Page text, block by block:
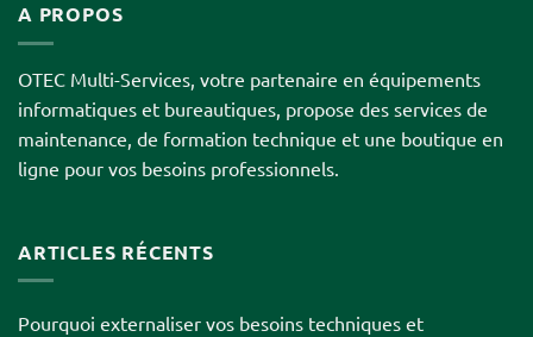
A PROPOS
OTEC Multi-Services, votre partenaire en équipements
informatiques et bureautiques, propose des services de
maintenance, de formation technique et une boutique en
ligne pour vos besoins professionnels.
ARTICLES RÉCENTS
Pourquoi externaliser vos besoins techniques et